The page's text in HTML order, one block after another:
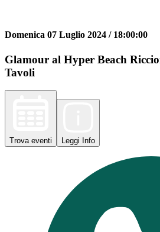
Domenica 07 Luglio 2024 / 18:00:00
Glamour al Hyper Beach
Tavoli
Trova eventi Leggi Info